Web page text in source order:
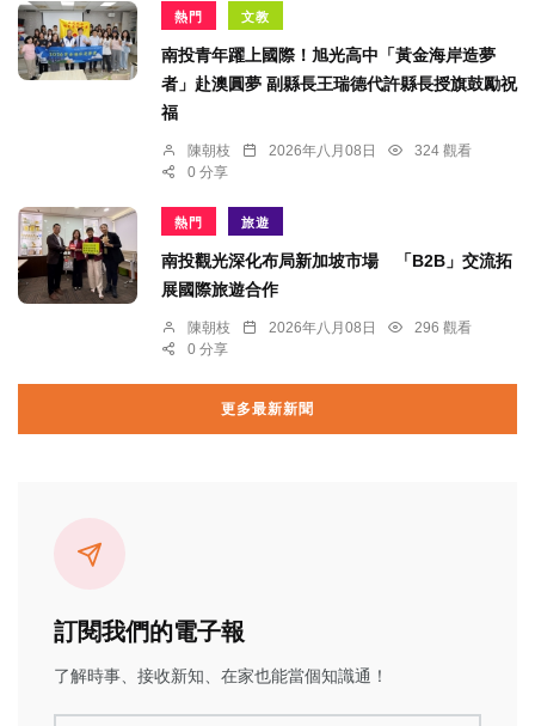
熱門 文教
南投青年躍上國際！旭光高中「黃金海岸造夢
者」赴澳圓夢 副縣長王瑞德代許縣長授旗鼓勵祝
福
陳朝枝 2026年八月08日
324 觀看
0 分享
熱門 旅遊
南投觀光深化布局新加坡市場 「B2B」交流拓
展國際旅遊合作
陳朝枝 2026年八月08日
296 觀看
0 分享
更多最新新聞
訂閱我們的電子報
了解時事、接收新知、在家也能當個知識通！